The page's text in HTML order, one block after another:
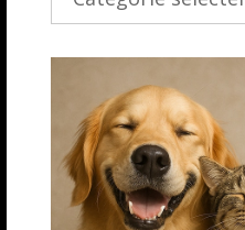
onderwerp